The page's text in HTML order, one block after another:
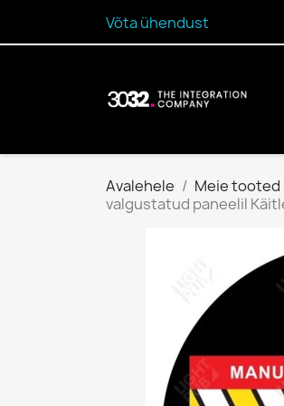
Võta ühendust
Avalehele Meie tooted
valgustatud paneelil